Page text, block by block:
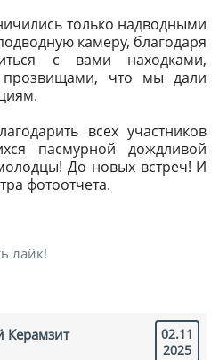
только надводными
камеру, благодаря
с вами находками,
что мы дали
всех участников
пасмурной дождливой
До новых встреч! И
фотоотчета.
лайк!
02.11
2025
Керамзит